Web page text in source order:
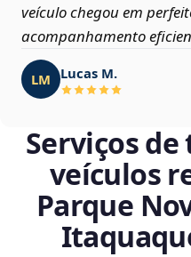
veículo chegou em
acompanhamento
LM Lucas M.
Serviços
veículos
Parque